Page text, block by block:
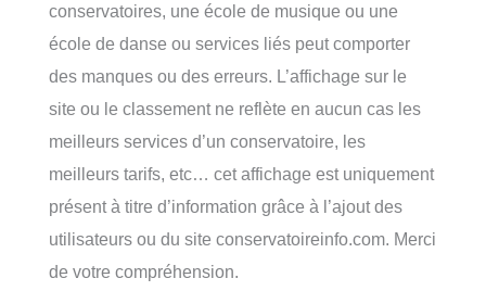
conservatoires, une école de musique ou une
école de danse ou services liés peut comporter
des manques ou des erreurs. L’affichage sur le
site ou le classement ne reflète en aucun cas les
meilleurs services d’un conservatoire, les
meilleurs tarifs, etc… cet affichage est uniquement
présent à titre d’information grâce à l’ajout des
utilisateurs ou du site conservatoireinfo.com. Merci
de votre compréhension.